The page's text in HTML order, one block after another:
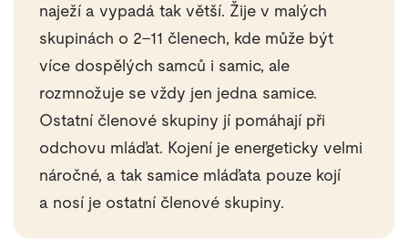
naježí a vypadá tak větší. Žije v malých
skupinách o 2–11 členech, kde může být
více dospělých samců i samic, ale
rozmnožuje se vždy jen jedna samice.
Ostatní členové skupiny jí pomáhají při
odchovu mláďat. Kojení je energeticky velmi
náročné, a tak samice mláďata pouze kojí
a nosí je ostatní členové skupiny.